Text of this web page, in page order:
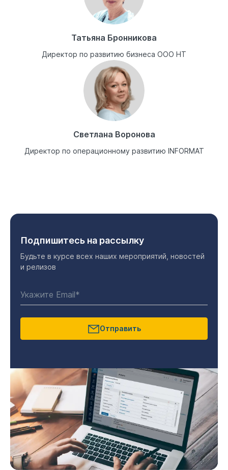
Татьяна Бронникова
Директор по развитию бизнеса ООО НТ
Светлана Воронова
Директор по операционному развитию INFORMAT
Подпишитесь на рассылку
Будьте в курсе всех наших мероприятий, новостей
и релизов
Отправить